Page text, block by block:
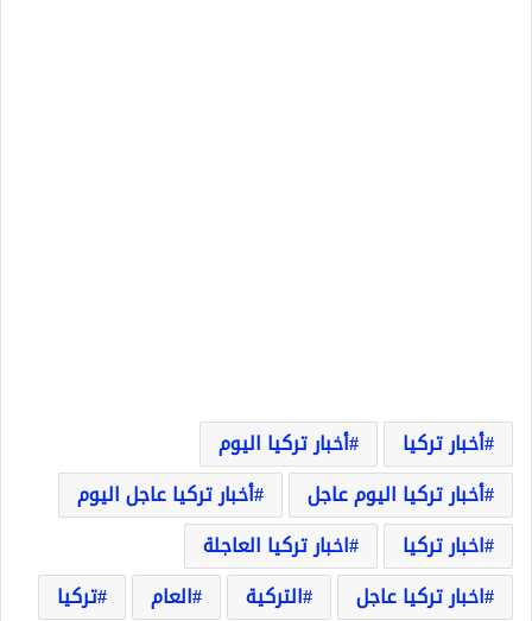
أخبار تركيا
أخبار تركيا اليوم
أخبار تركيا اليوم عاجل
أخبار تركيا عاجل اليوم
اخبار تركيا
اخبار تركيا العاجلة
اخبار تركيا عاجل
التركية العام
تركيا